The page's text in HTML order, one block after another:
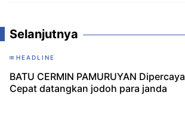
Selanjutnya
HEADLINE
BATU CERMIN PAMURUYAN Dipercaya
Cepat datangkan jodoh para janda